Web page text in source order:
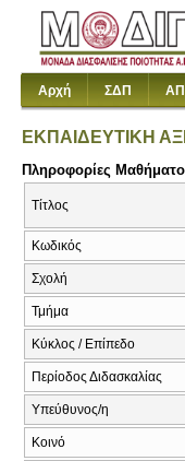
Αρχή ΣΔΠ
ΕΚΠΑΙΔΕΥΤΙΚΗ
Πληροφορίες
Τίτλος
Κωδικός
Σχολή
Τμήμα
Κύκλος / Επίπεδο
Περίοδος Διδασκαλίας
Υπεύθυνος/η
Κοινό